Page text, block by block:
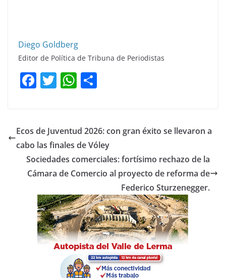
Diego Goldberg
Editor de Política de Tribuna de Periodistas
F
e
b
o
o
k
T
er
W
s
A
p
p
p
ar
tir
Ecos de Juventud 2026: con gran éxito se llevaron a
cabo las finales de Vóley
Sociedades comerciales: fortísimo rechazo de la
Cámara de Comercio al proyecto de reforma de
Federico Sturzenegger.